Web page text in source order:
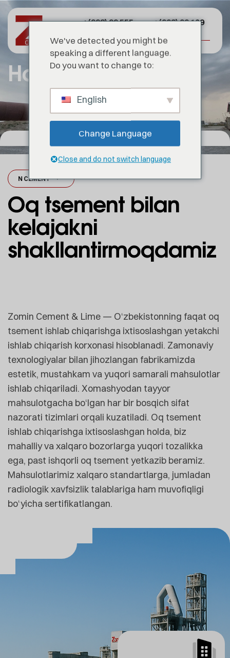
+(998) 99 555
+(998) 99 129
Haqida
CEMENT · ZOMIN CEMENT · ZOMIN CEMENT
· ZOMIN CEMENT
Oq tsement bilan
kelajakni
shakllantirmoqdamiz
Zomin Cement & Lime — O‘zbekistonning faqat oq
tsement ishlab chiqarishga ixtisoslashgan yetakchi
ishlab chiqarish korxonasi hisoblanadi. Zamonaviy
texnologiyalar bilan jihozlangan fabrikamizda
estetik, mustahkam va yuqori samarali mahsulotlar
ishlab chiqariladi. Xomashyodan tayyor
mahsulotgacha bo‘lgan har bir bosqich sifat
nazorati tizimlari orqali kuzatiladi. Oq tsement
ishlab chiqarishga ixtisoslashgan holda, biz
mahalliy va xalqaro bozorlarga yuqori tozalikka
ega, past ishqorli oq tsement yetkazib beramiz.
Mahsulotlarimiz xalqaro standartlarga, jumladan
radiologik xavfsizlik talablariga ham muvofiqligi
bo‘yicha sertifikatlangan.
We've detected you might be
speaking a different language.
Do you want to change to:
English
Change Language
Close and do not switch language